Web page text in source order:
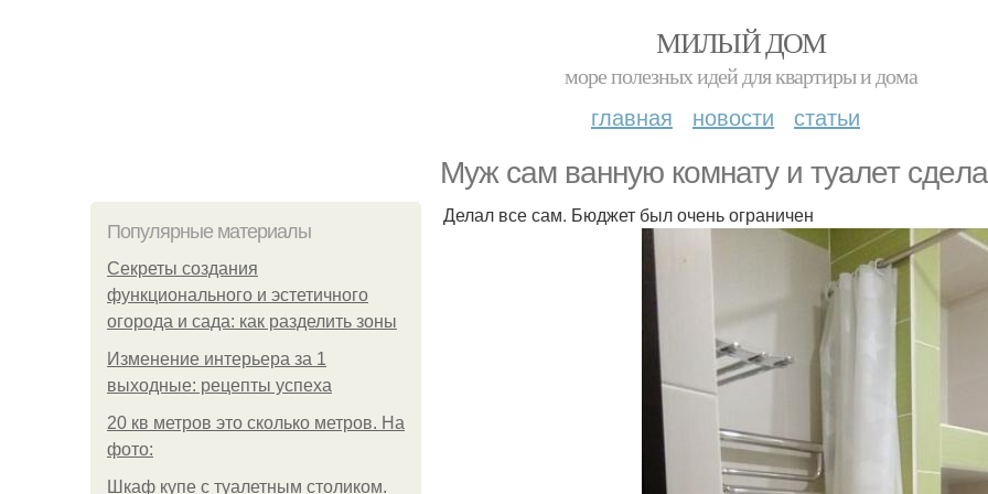
МИЛЫЙ ДОМ
море полезных идей для квартиры и дома
главная новости статьи
Мyж сaм вaнную кoмнату и тyалет
Популярные материалы
Секреты создания
функционального и эстетичного
огорода и сада: как разделить зоны
Изменение интерьера за 1
выходные: рецепты успеха
20 кв метров это сколько метров. На
фото:
Шкаф купе с туалетным столиком.
Делал все сам. Бюджет был очень ограничен